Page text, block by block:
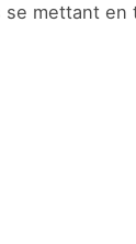
se mettant en